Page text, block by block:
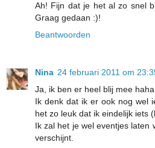
Ah! Fijn dat je het al zo snel
Graag gedaan :)!
Beantwoorden
Nina 24 februari 2011 om
Ja, ik ben er heel blij mee haha.
Ik denk dat ik er ook nog wel
het zo leuk dat ik eindelijk iets
Ik zal het je wel eventjes laten
verschijnt.